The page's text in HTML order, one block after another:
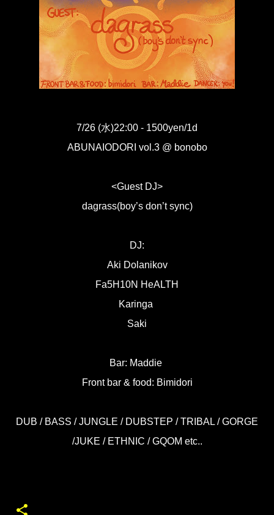
7/26 (水)22:00 - 1500yen/1d
ABUNAIODORI vol.3 @ bonobo
<Guest DJ>
dagrass(boy’s don’t sync)
DJ:
Aki Dolanikov
Fa5H10N HeALTH
Karinga
Saki
Bar: Maddie
Front bar & food: Bimidori
DUB / BASS / JUNGLE / DUBSTEP / TRIBAL / GORGE
/JUKE / ETHNIC / GQOM etc..